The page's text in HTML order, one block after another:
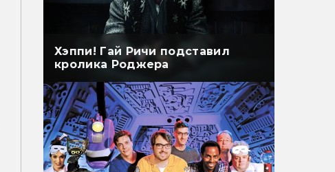
Хэппи! Гай Ричи подставил
кролика Роджера